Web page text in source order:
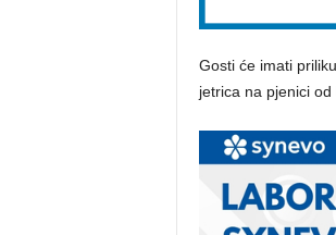
Gosti će imati
jetrica na pjenici